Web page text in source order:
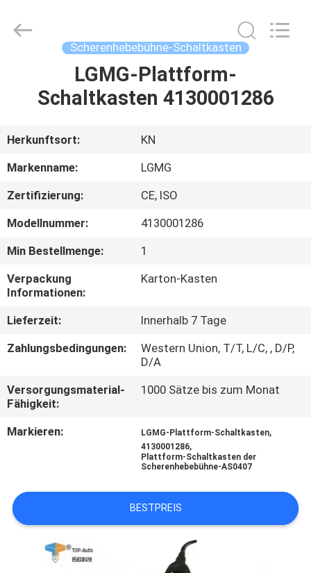
VIDEOS
ÜBER
UNS
FABRIK-
AUSFLUG
QUALITÄTSKONTROLLE
TRETEN
SIE
MIT
VERBINDUNG
FORDERN
Rights
Scherenhebebühne-Schaltkasten
LGMG-Plattform-
Schaltkasten 4130001286
Herkunftsort:
KN
Markenname:
LGMG
Zertifizierung:
CE, ISO
Modellnummer:
4130001286
Min Bestellmenge:
1
Verpackung
Informationen:
Karton-Kasten
Lieferzeit:
Innerhalb 7 Tage
Zahlungsbedingungen:
Western Union, T/T, L/C, , D/P,
D/A
Versorgungsmaterial-
Fähigkeit:
1000 Sätze bis zum Monat
Markieren: LGMG-Plattform-Schaltkasten,
4130001286,
Plattform-Schaltkasten der
Scherenhebebühne-AS0407
BESTPREIS